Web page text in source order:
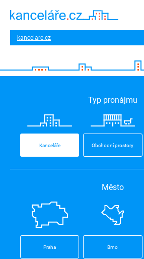
kancelare.cz
Typ pronájmu
Kanceláře Obchodní prostory
Město
Praha Brno